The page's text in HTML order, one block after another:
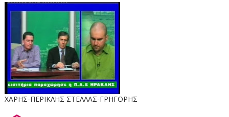
ΧΑΡΗΣ-ΠΕΡΙΚΛΗΣ ΣΤΕΛΛΑΣ-ΓΡΗΓΟΡΗΣ